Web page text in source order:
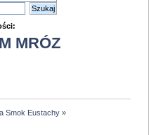
MRÓZ
Smok Eustachy»